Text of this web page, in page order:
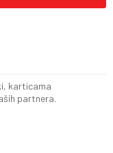
karticama
partnera.